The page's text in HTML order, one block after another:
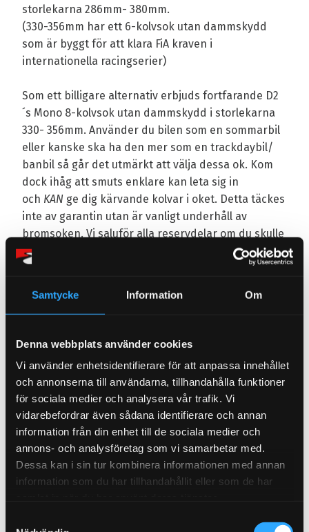
Samtycke Information Om
Denna webbplats använder cookies
Vi använder enhetsidentifierare för att anpassa innehållet
och annonserna till användarna, tillhandahålla funktioner
för sociala medier och analysera vår trafik. Vi
vidarebefordrar även sådana identifierare och annan
information från din enhet till de sociala medier och
annons- och analysföretag som vi samarbetar med.
Dessa kan i sin tur kombinera informationen med annan
information som du har tillhandahållit eller som de har
storlekarna 286mm- 380mm.
(330-356mm har ett 6-kolvsok utan dammskydd
som är byggt för att klara FiA kraven i
internationella racingserier)
Som ett billigare alternativ erbjuds fortfarande D2
´s Mono 8-kolvsok utan dammskydd i storlekarna
330- 356mm. Använder du bilen som en sommarbil
eller kanske ska ha den mer som en trackdaybil/
banbil så går det utmärkt att välja dessa ok. Kom
dock ihåg att smuts enklare kan leta sig in
och KAN ge dig kärvande kolvar i oket. Detta täckes
inte av garantin utan är vanligt underhåll av
bromsoken. Vi saluför alla reservdelar om du skulle
behöver serva ditt kit.
286mm- 304mm bromskiten har ett 4-kolvsok med
330mm- 356mm bromskiten har 6-kolvsok med
380mm har ett 8-kolvsok med eller
utan dammskydd.
400- 421mm har ett 8-kolvsok med dammskydd. (ej
för racing)